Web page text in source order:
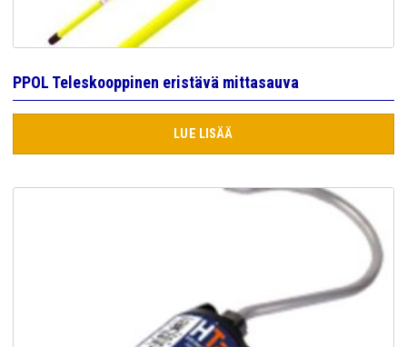
PPOL Teleskooppinen eristävä mittasauva
LUE LISÄÄ